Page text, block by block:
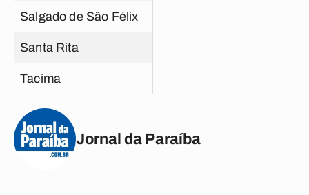
Salgado de São Félix
Santa Rita
Tacima
Jornal da Paraíba